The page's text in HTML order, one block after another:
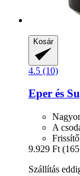
Kosár
4.5 (10)
Eper és
A
9.929 Ft
Szállítás